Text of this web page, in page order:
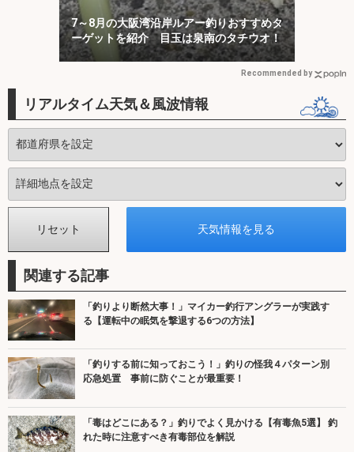
7～8月の大阪湾沿岸ルアー釣りおすすめタ
ーゲットを紹介 目玉は泉南のタチウオ！
Recommended by
リアルタイム天気＆風波情報
関連する記事
「釣りより断然大事！」マイカー釣行アングラーが実践す
る【運転中の眠気を撃退する6つの方法】
「釣りする前に知っておこう！」釣りの怪我４パターン別
応急処置 事前に防ぐことが最重要！
「毒はどこにある？」釣りでよく見かける【有毒魚5選】 釣
れた時に注意すべき有毒部位を解説